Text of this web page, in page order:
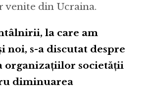
venite din Ucraina.
la care am
noi, s-a discutat despre
organizațiilor societății
diminuarea